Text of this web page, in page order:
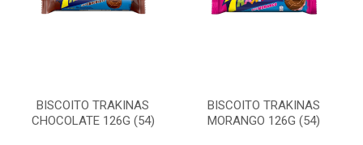
BISCOITO TRAKINAS
CHOCOLATE 126G (54)
BISCOITO TRAKINAS
MORANGO 126G (54)